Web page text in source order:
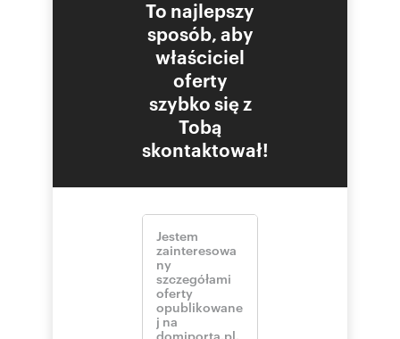
To najlepszy
sposób, aby
właściciel
oferty
szybko się z
Tobą
skontaktował!